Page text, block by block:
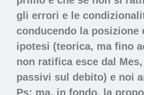
gli errori e le
conducendo la posizione
ipotesi (teorica, ma fino
non ratifica esce dal
passivi sul debito) e noi
Ps: ma, in fondo, la